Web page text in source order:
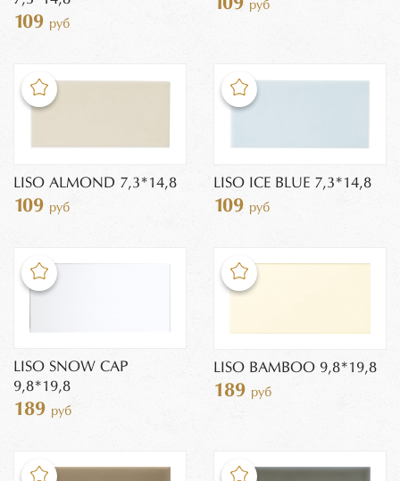
109 руб
109 руб
LISO ALMOND 7,3*14,8
109 руб
LISO ICE BLUE 7,3*14,8
109 руб
LISO SNOW CAP
9,8*19,8
189 руб
LISO BAMBOO 9,8*19,8
189 руб